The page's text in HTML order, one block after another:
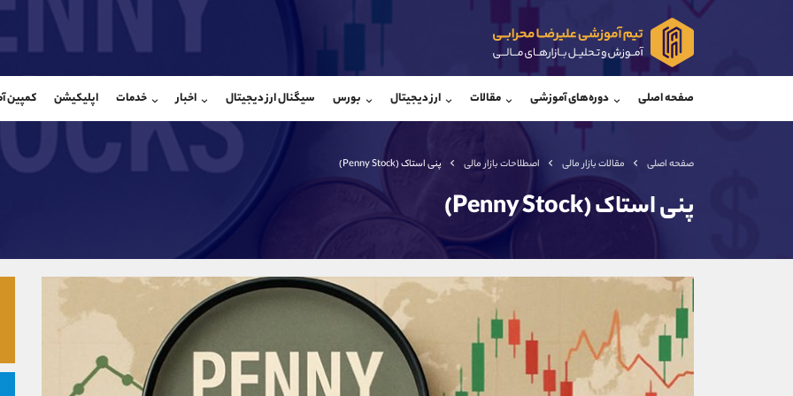
صفحه اصلی دوره‌های آموزشی مقالات ارز دیجیتال بورس سیگنال ارز دیجیتال اخبار خدمات اپلیکیشن کمپین
صفحه اصلی مقالات بازار مالی اصطلاحات بازار مالی پنی استاک (Penny Stock)
پنی استاک (Penny Stock)
شروع گفتگو
@Armteam_admin_103
شروع گفتگو
@Armteam_admin_33
واتساپ
تلفن
اینستاگرام
کانال بله